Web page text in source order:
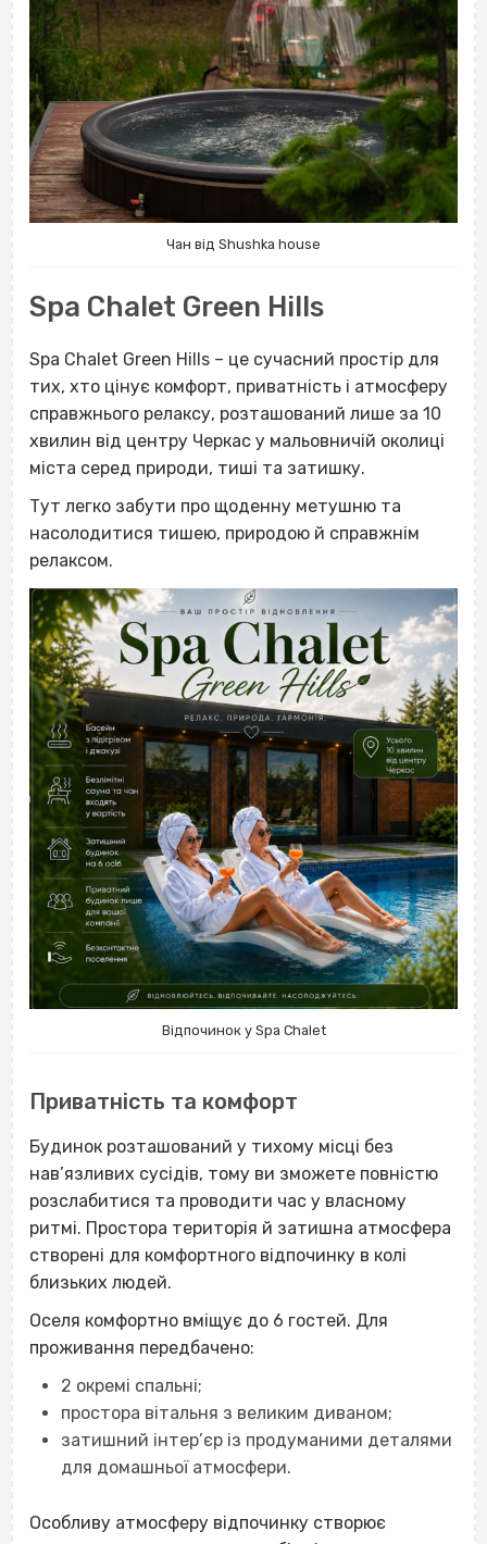
Чан від Shushka house
Spa Chalet Green Hills
Spa Chalet Green Hills – це сучасний простір для
тих, хто цінує комфорт, приватність і атмосферу
справжнього релаксу, розташований лише за 10
хвилин від центру Черкас у мальовничій околиці
міста серед природи, тиші та затишку.
Тут легко забути про щоденну метушню та
насолодитися тишею, природою й справжнім
релаксом.
Відпочинок у Spa Chalet
Приватність та комфорт
Будинок розташований у тихому місці без
нав’язливих сусідів, тому ви зможете повністю
розслабитися та проводити час у власному
ритмі. Простора територія й затишна атмосфера
створені для комфортного відпочинку в колі
близьких людей.
Оселя комфортно вміщує до 6 гостей. Для
проживання передбачено:
2 окремі спальні;
простора вітальня з великим диваном;
затишний інтер’єр із продуманими деталями
для домашньої атмосфери.
Особливу атмосферу відпочинку створює